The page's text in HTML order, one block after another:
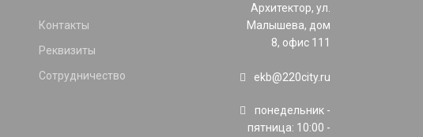
Контакты
Реквизиты
Сотрудничество
Архитектор, ул.
Малышева, дом
8, офис 111
ekb@220city.ru
понедельник -
пятница: 10:00 -